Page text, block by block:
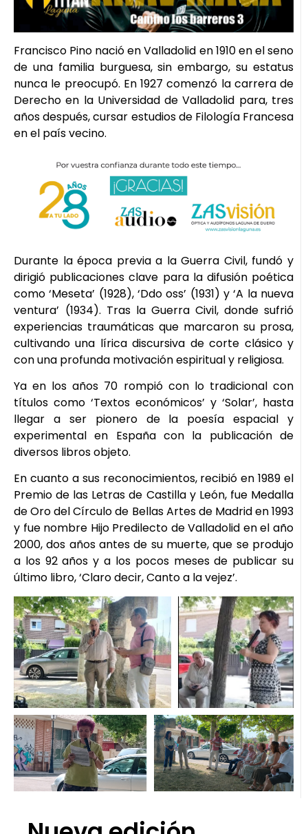
Francisco Pino nació en Valladolid en 1910 en el seno
de una familia burguesa, sin embargo, su estatus
nunca le preocupó. En 1927 comenzó la carrera de
Derecho en la Universidad de Valladolid para, tres
años después, cursar estudios de Filología Francesa
en el país vecino.
Durante la época previa a la Guerra Civil, fundó y
dirigió publicaciones clave para la difusión poética
como ‘Meseta’ (1928), ‘Ddo oss’ (1931) y ‘A la nueva
ventura’ (1934). Tras la Guerra Civil, donde sufrió
experiencias traumáticas que marcaron su prosa,
cultivando una lírica discursiva de corte clásico y
con una profunda motivación espiritual y religiosa.
Ya en los años 70 rompió con lo tradicional con
títulos como ‘Textos económicos’ y ‘Solar’, hasta
llegar a ser pionero de la poesía espacial y
experimental en España con la publicación de
diversos libros objeto.
En cuanto a sus reconocimientos, recibió en 1989 el
Premio de las Letras de Castilla y León, fue Medalla
de Oro del Círculo de Bellas Artes de Madrid en 1993
y fue nombre Hijo Predilecto de Valladolid en el año
2000, dos años antes de su muerte, que se produjo
a los 92 años y a los pocos meses de publicar su
último libro, ‘Claro decir, Canto a la vejez’.